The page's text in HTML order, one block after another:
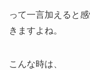
って一言加えると
きますよね。
こんな時は、